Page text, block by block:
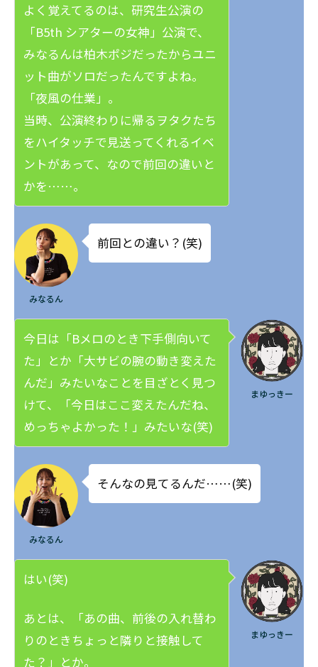
よく覚えてるのは、研究生公演の
「B5th シアターの女神」公演で、
みなるんは柏木ポジだったからユニ
ット曲がソロだったんですよね。
「夜風の仕業」。
当時、公演終わりに帰るヲタクたち
をハイタッチで見送ってくれるイベ
ントがあって、なので前回の違いと
かを……。
みなるん
前回との違い？(笑)
まゆっきー
今日は「Bメロのとき下手側向いて
た」とか「大サビの腕の動き変えた
んだ」みたいなことを目ざとく見つ
けて、「今日はここ変えたんだね、
めっちゃよかった！」みたいな(笑)
みなるん
そんなの見てるんだ……(笑)
まゆっきー
はい(笑)
あとは、「あの曲、前後の入れ替わ
りのときちょっと隣りと接触して
た？」とか。